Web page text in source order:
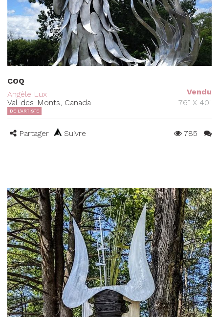
COQ
Angèle Lux
Val-des-Monts, Canada
Vendu
76" X 40"
DE L'ARTISTE
Partager Suivre 785